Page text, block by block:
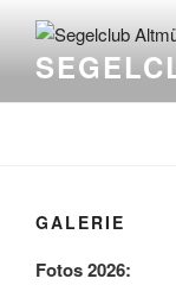
Inhalt
springen
GALERIE
Fotos 2026: